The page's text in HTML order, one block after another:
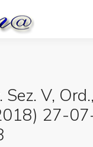
Sez. V,
27-